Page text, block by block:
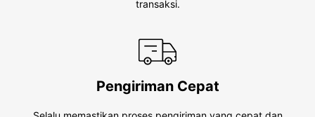
transaksi.
Pengiriman Cepat